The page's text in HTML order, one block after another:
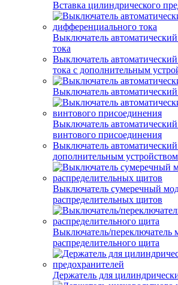
Вставка цилиндрического
Выключатель
тока
Выключатель
тока с дополнительным
Выключатель
Выключатель
винтового присоединения
Выключатель
дополнительным устройством
Выключатель сумеречный
распределительных щитов
Выключатель/переключатель
распределительного щита
Держатель для